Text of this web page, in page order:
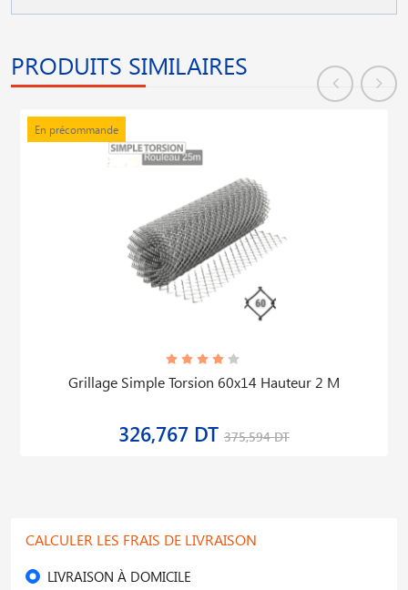
PRODUITS SIMILAIRES
En précommande
Grillage Simple Torsion 60x14 Hauteur 2 M
326,767 DT 375,594 DT
CALCULER LES FRAIS DE LIVRAISON
LIVRAISON À DOMICILE